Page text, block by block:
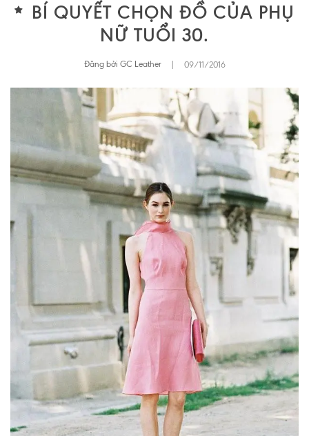
BÍ QUYẾT CHỌN ĐỒ CỦA PHỤ
NỮ TUỔI 30.
Đăng bởi GC Leather 09/11/2016